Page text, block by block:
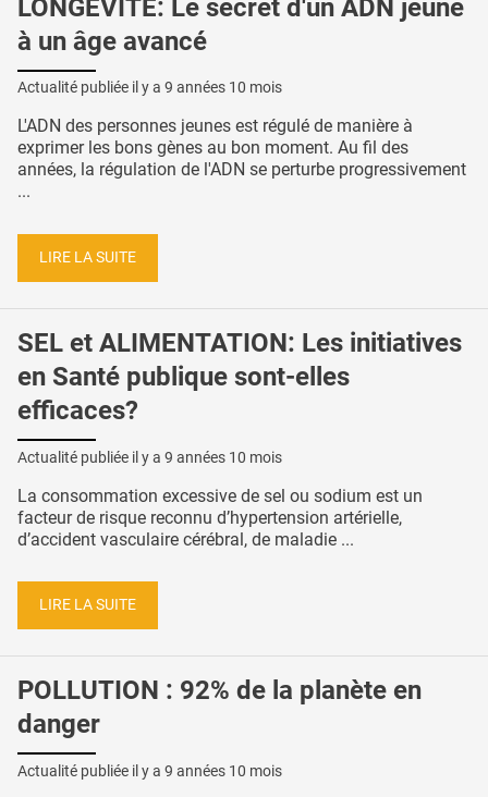
LONGÉVITÉ: Le secret d'un ADN jeune
à un âge avancé
Actualité publiée il y a 9 années 10 mois
L'ADN des personnes jeunes est régulé de manière à
exprimer les bons gènes au bon moment. Au fil des
années, la régulation de l'ADN se perturbe progressivement
...
LIRE LA SUITE
SEL et ALIMENTATION: Les initiatives
en Santé publique sont-elles
efficaces?
Actualité publiée il y a 9 années 10 mois
La consommation excessive de sel ou sodium est un
facteur de risque reconnu d’hypertension artérielle,
d’accident vasculaire cérébral, de maladie ...
LIRE LA SUITE
POLLUTION : 92% de la planète en
danger
Actualité publiée il y a 9 années 10 mois